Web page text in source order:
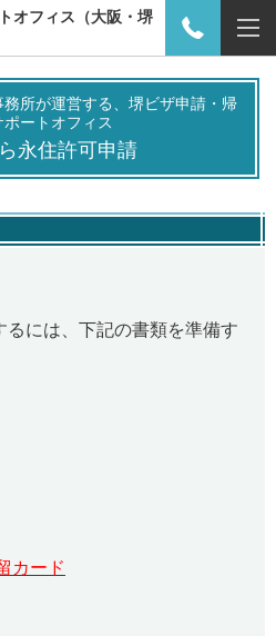
オフィス（大阪・堺
所が運営する、堺ビザ申請・帰
ートオフィス
永住許可申請
るには、下記の書類を準備す
カード